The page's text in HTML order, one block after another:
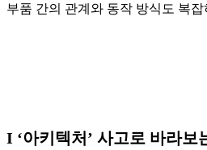
부품 간의 관계와 동작 방식도 복
I ‘아키텍처’ 사고로 바라보